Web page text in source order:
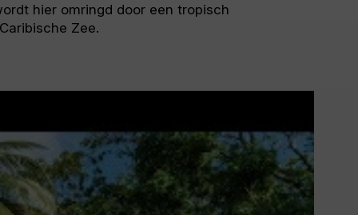
hier omringd door een tropisch
Zee.